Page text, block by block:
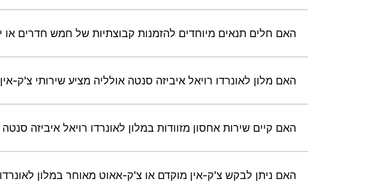
האם חלים תנאים מיוחדים להזמנות קבוצתיות של חמש חדרים או
האם מלון לאונרדו רויאל איביזה סנטה אולליה מציע שירותי צ'ק-
האם קיים שירות אחסון מזוודות במלון לאונרדו רויאל איביזה
האם ניתן לבקש צ'ק-אין מוקדם או צ'ק-אאוט מאוחר במלון